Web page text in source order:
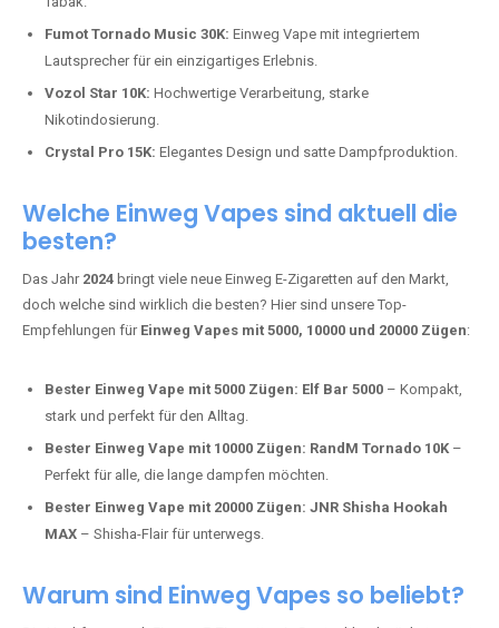
Tabak.
Fumot Tornado Music 30K: Einweg Vape mit integriertem
Lautsprecher für ein einzigartiges Erlebnis.
Vozol Star 10K: Hochwertige Verarbeitung, starke
Nikotindosierung.
Crystal Pro 15K: Elegantes Design und satte Dampfproduktion.
Welche Einweg Vapes sind aktuell die
besten?
Das Jahr 2024 bringt viele neue Einweg E-Zigaretten auf den Markt,
doch welche sind wirklich die besten? Hier sind unsere Top-
Empfehlungen für Einweg Vapes mit 5000, 10000 und 20000 Zügen:
Bester Einweg Vape mit 5000 Zügen: Elf Bar 5000 – Kompakt,
stark und perfekt für den Alltag.
Bester Einweg Vape mit 10000 Zügen: RandM Tornado 10K –
Perfekt für alle, die lange dampfen möchten.
Bester Einweg Vape mit 20000 Zügen: JNR Shisha Hookah
MAX – Shisha-Flair für unterwegs.
Warum sind Einweg Vapes so beliebt?